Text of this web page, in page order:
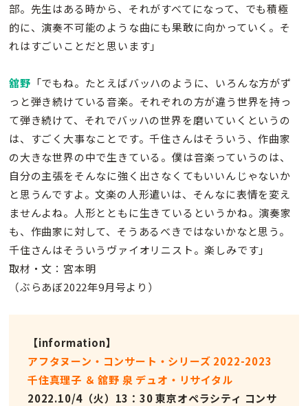
部。先生はある時から、それがすべてになって、でも積極
的に、演奏不可能のような曲にも果敢に向かっていく。そ
れはすごいことだと思います」
舘野 「でもね。たとえばバッハのように、いろんな方がず
っと弾き続けている音楽。それぞれの方が違う世界を持っ
て弾き続けて、それでバッハの世界を磨いていくというの
は、すごく大事なことです。千住さんはそういう、作曲家
の大きな世界の中で生きている。僕は音楽っていうのは、
自分の主張をそんなに強く出さなくてもいいんじゃないか
と思うんですよ。文楽の人形遣いは、そんなに表情を変え
ませんよね。人形とともに生きているというかね。演奏家
も、作曲家に対して、そうあるべきではないかなと思う。
千住さんはそういうヴァイオリニスト。楽しみです」
取材・文：宮本明
（ぶらあぼ2022年9月号より）
【information】
アフタヌーン・コンサート・シリーズ 2022-2023
千住真理子 ＆ 舘野 泉 デュオ・リサイタル
2022.10/4（火）13：30 東京オペラシティ コンサ